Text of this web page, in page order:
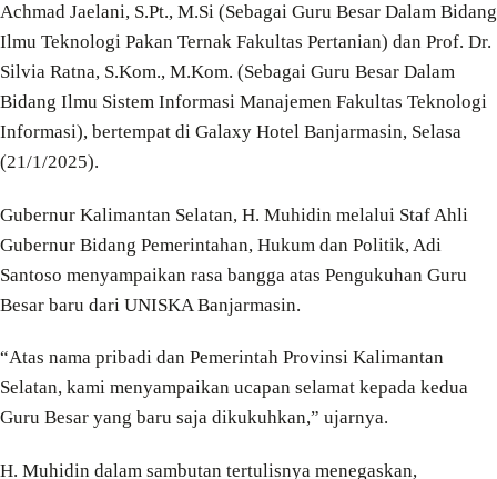
Achmad Jaelani, S.Pt., M.Si (Sebagai Guru Besar Dalam Bidang
Ilmu Teknologi Pakan Ternak Fakultas Pertanian) dan Prof. Dr.
Silvia Ratna, S.Kom., M.Kom. (Sebagai Guru Besar Dalam
Bidang Ilmu Sistem Informasi Manajemen Fakultas Teknologi
Informasi), bertempat di Galaxy Hotel Banjarmasin, Selasa
(21/1/2025).
Gubernur Kalimantan Selatan, H. Muhidin melalui Staf Ahli
Gubernur Bidang Pemerintahan, Hukum dan Politik, Adi
Santoso menyampaikan rasa bangga atas Pengukuhan Guru
Besar baru dari UNISKA Banjarmasin.
“Atas nama pribadi dan Pemerintah Provinsi Kalimantan
Selatan, kami menyampaikan ucapan selamat kepada kedua
Guru Besar yang baru saja dikukuhkan,” ujarnya.
H. Muhidin dalam sambutan tertulisnya menegaskan,